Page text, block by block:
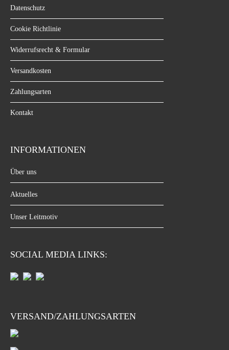
Datenschutz
Cookie Richtlinie
Widerrufsrecht & Formular
Versandkosten
Zahlungsarten
Kontakt
INFORMATIONEN
Über uns
Aktuelles
Unser Leitmotiv
SOCIAL MEDIA LINKS:
VERSAND/ZAHLUNGSARTEN